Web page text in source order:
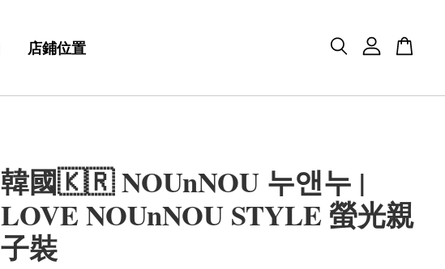
店鋪位置
韓國🇰🇷 NOUnNOU 누앤누 |
LOVE NOUnNOU STYLE 螢光親
子裝